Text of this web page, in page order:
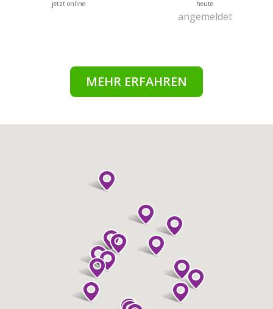
jetzt online heute
angemeldet
MEHR ERFAHREN